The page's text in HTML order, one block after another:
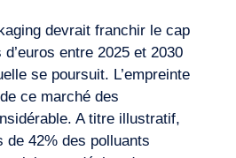
devrait franchir le cap
entre 2025 et 2030
se poursuit. L’empreinte
ce marché des
A titre illustratif,
de 42% des polluants